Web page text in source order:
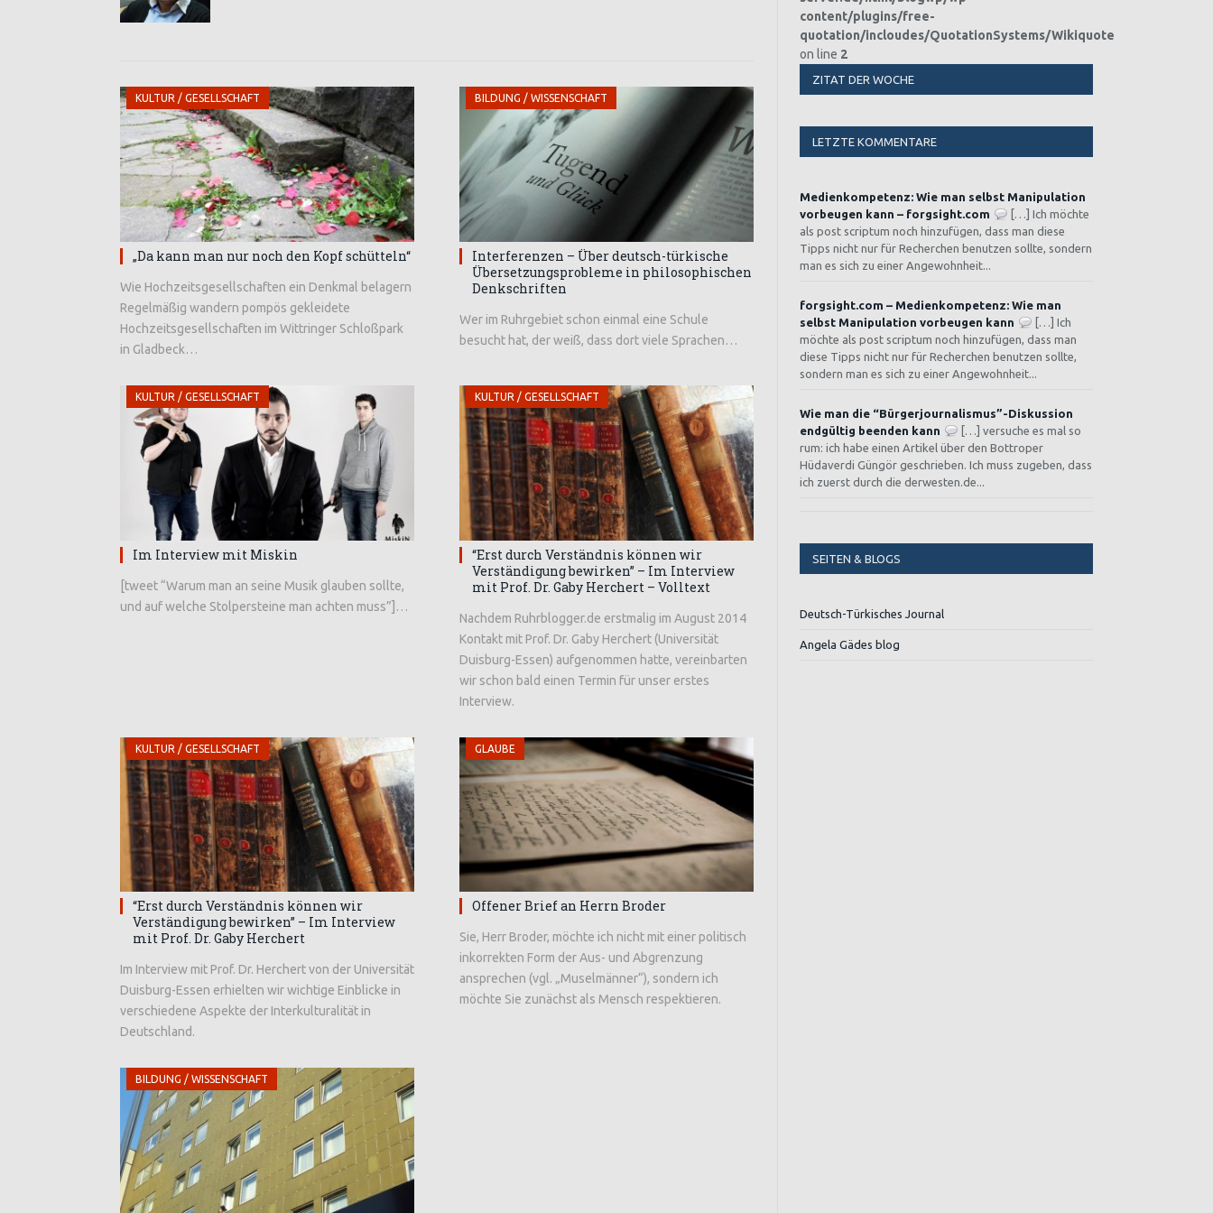
KULTUR / GESELLSCHAFT
„Da kann man nur noch den Kopf schütteln“
Wie Hochzeitsgesellschaften ein Denkmal belagern
Regelmäßig wandern pompös gekleidete
Hochzeitsgesellschaften im Wittringer Schloßpark
in Gladbeck…
BILDUNG / WISSENSCHAFT
Interferenzen – Über deutsch-türkische
Übersetzungsprobleme in philosophischen
Denkschriften
Wer im Ruhrgebiet schon einmal eine Schule
besucht hat, der weiß, dass dort viele Sprachen…
KULTUR / GESELLSCHAFT
Im Interview mit Miskin
[tweet “Warum man an seine Musik glauben sollte,
und auf welche Stolpersteine man achten muss”]…
KULTUR / GESELLSCHAFT
“Erst durch Verständnis können wir
Verständigung bewirken” – Im Interview
mit Prof. Dr. Gaby Herchert – Volltext
Nachdem Ruhrblogger.de erstmalig im August 2014
Kontakt mit Prof. Dr. Gaby Herchert (Universität
Duisburg-Essen) aufgenommen hatte, vereinbarten
wir schon bald einen Termin für unser erstes
Interview.
KULTUR / GESELLSCHAFT
“Erst durch Verständnis können wir
Verständigung bewirken” – Im Interview
mit Prof. Dr. Gaby Herchert
Im Interview mit Prof. Dr. Herchert von der Universität
Duisburg-Essen erhielten wir wichtige Einblicke in
verschiedene Aspekte der Interkulturalität in
Deutschland.
GLAUBE
Offener Brief an Herrn Broder
Sie, Herr Broder, möchte ich nicht mit einer politisch
inkorrekten Form der Aus- und Abgrenzung
ansprechen (vgl. „Muselmänner“), sondern ich
möchte Sie zunächst als Mensch respektieren.
BILDUNG / WISSENSCHAFT
content/plugins/free-
quotation/incloudes/QuotationSystems/WikiquoteDE.php
on line 2
ZITAT DER WOCHE
LETZTE KOMMENTARE
Medienkompetenz: Wie man selbst Manipulation
vorbeugen kann – forgsight.com
[…] Ich möchte
als post scriptum noch hinzufügen, dass man diese
Tipps nicht nur für Recherchen benutzen sollte, sondern
man es sich zu einer Angewohnheit...
forgsight.com – Medienkompetenz: Wie man
selbst Manipulation vorbeugen kann
[…] Ich
möchte als post scriptum noch hinzufügen, dass man
diese Tipps nicht nur für Recherchen benutzen sollte,
sondern man es sich zu einer Angewohnheit...
Wie man die “Bürgerjournalismus”-Diskussion
endgültig beenden kann
[…] versuche es mal so
rum: ich habe einen Artikel über den Bottroper
Hüdaverdi Güngör geschrieben. Ich muss zugeben, dass
ich zuerst durch die derwesten.de...
SEITEN & BLOGS
Deutsch-Türkisches Journal
Angela Gädes blog